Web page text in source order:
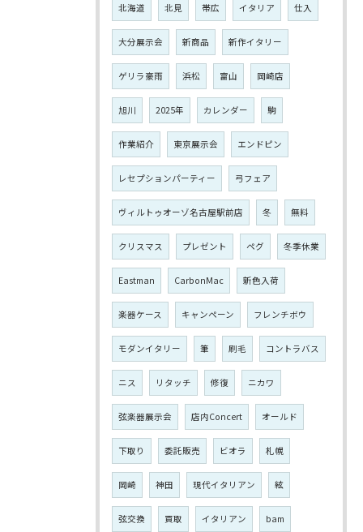
北海道 北見 帯広 イタリア 仕入
大分展示会 新商品 新作イタリー
ゲリラ豪雨 浜松 富山 岡崎店
旭川 2025年 カレンダー 駒
作業紹介 東京展示会 エンドピン
レセプションパーティー 弓フェア
ヴィルトゥオーゾ名古屋駅前店 冬 無料
クリスマス プレゼント ペグ 冬季休業
Eastman CarbonMac 新色入荷
楽器ケース キャンペーン フレンチボウ
モダンイタリー 筆 刷毛 コントラバス
ニス リタッチ 修復 ニカワ
弦楽器展示会 店内Concert オールド
下取り 委託販売 ビオラ 札幌
岡崎 神田 現代イタリアン 絃
弦交換 買取 イタリアン bam